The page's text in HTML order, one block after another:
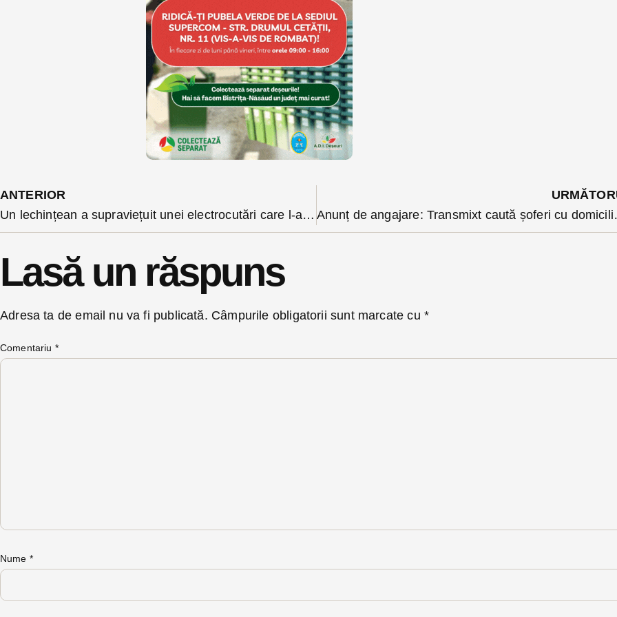
ANTERIOR
Un lechințean a supraviețuit unei electrocutări care l-a băgat în stop cardiorespirator. Care a fost șansa omului? VIDEO
Anunț de
Lasă un răspuns
Adresa ta de email nu va fi publicată. Câmpurile obligatorii sunt marcate cu *
Comentariu *
Nume *